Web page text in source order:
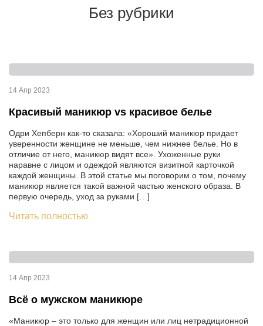
Без рубрики
14 Апр 2023
Красивый маникюр vs красивое белье
Одри Хепберн как-то сказала: «Хороший маникюр придает
уверенности женщине не меньше, чем нижнее белье. Но в
отличие от него, маникюр видят все». Ухоженные руки
наравне с лицом и одеждой являются визитной карточкой
каждой женщины. В этой статье мы поговорим о том, почему
маникюр является такой важной частью женского образа. В
первую очередь, уход за руками […]
Читать полностью
14 Апр 2023
Всё о мужском маникюре
«Маникюр – это только для женщин или лиц нетрадиционной